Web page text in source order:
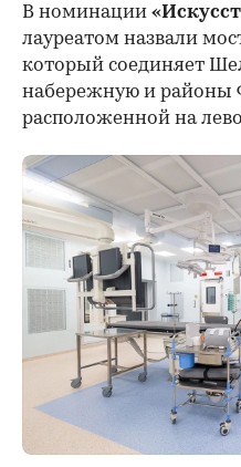
В номинации
лауреатом назвали
который соединяет
набережную и районы
расположенной на